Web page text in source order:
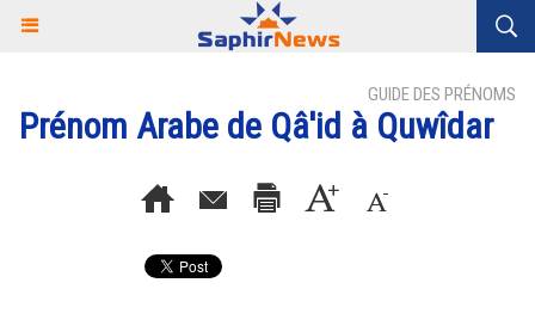
GUIDE DES PRÉNOMS
Prénom Arabe de Qâ'id à Quwîdar